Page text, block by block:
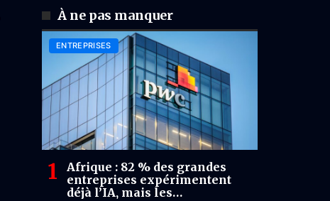
À ne pas manquer
ENTREPRISES
Afrique : 82 % des grandes
entreprises expérimentent
déjà l’IA, mais les